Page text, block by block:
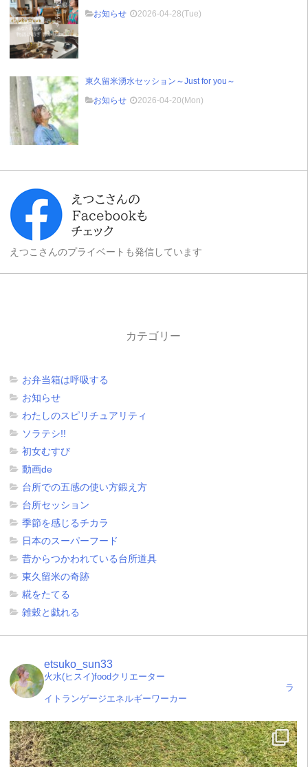
お知らせ
2026-04-28(Tue)
東久留米湧水セッション～Just for you～
お知らせ
2026-04-20(Mon)
えつこさんのプライベートも発信しています
カテゴリー
お弁当箱は呼吸する
お知らせ
わたしのスピリチュアリティ
ソラテシ!!
初女むすび
動画de
台所での五感の使い方鍛え方
台所セッション
季節を感じるチカラ
日本のスーパーフード
昔からつかわれている台所道具
東久留米の奇跡
糀をたてる
雑穀と戯れる
etsuko_sun33
火水(ヒスイ)foodクリエーター
ラ
イトランゲージエネルギーワーカー